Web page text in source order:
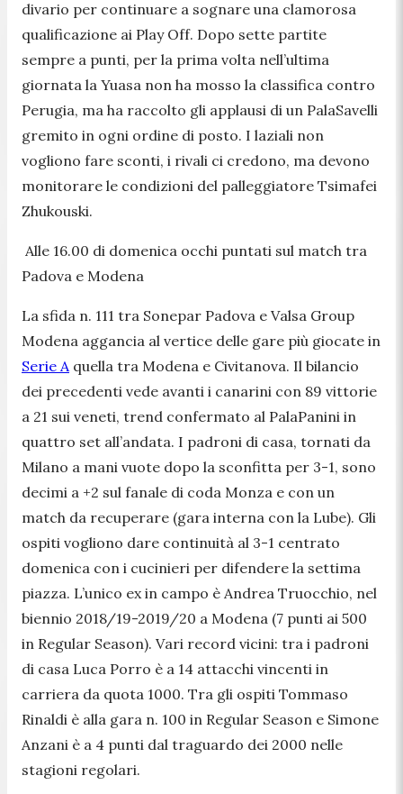
divario per continuare a sognare una clamorosa
qualificazione ai Play Off. Dopo sette partite
sempre a punti, per la prima volta nell’ultima
giornata la Yuasa non ha mosso la classifica contro
Perugia, ma ha raccolto gli applausi di un PalaSavelli
gremito in ogni ordine di posto. I laziali non
vogliono fare sconti, i rivali ci credono, ma devono
monitorare le condizioni del palleggiatore Tsimafei
Zhukouski.
Alle 16.00 di domenica occhi puntati sul match tra
Padova e Modena
La sfida n. 111 tra Sonepar Padova e Valsa Group
Modena aggancia al vertice delle gare più giocate in
Serie A quella tra Modena e Civitanova. Il bilancio
dei precedenti vede avanti i canarini con 89 vittorie
a 21 sui veneti, trend confermato al PalaPanini in
quattro set all’andata. I padroni di casa, tornati da
Milano a mani vuote dopo la sconfitta per 3-1, sono
decimi a +2 sul fanale di coda Monza e con un
match da recuperare (gara interna con la Lube). Gli
ospiti vogliono dare continuità al 3-1 centrato
domenica con i cucinieri per difendere la settima
piazza. L’unico ex in campo è Andrea Truocchio, nel
biennio 2018/19-2019/20 a Modena (7 punti ai 500
in Regular Season). Vari record vicini: tra i padroni
di casa Luca Porro è a 14 attacchi vincenti in
carriera da quota 1000. Tra gli ospiti Tommaso
Rinaldi è alla gara n. 100 in Regular Season e Simone
Anzani è a 4 punti dal traguardo dei 2000 nelle
stagioni regolari.